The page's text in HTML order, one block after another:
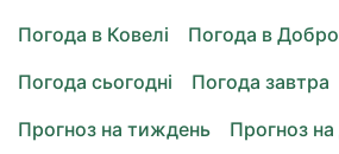
Погода в Ковелі
Погода в
Погода сьогодні
Погода завтра
Прогноз на тиждень
Прогноз